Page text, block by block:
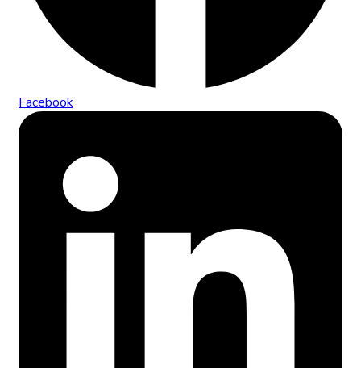
Facebook